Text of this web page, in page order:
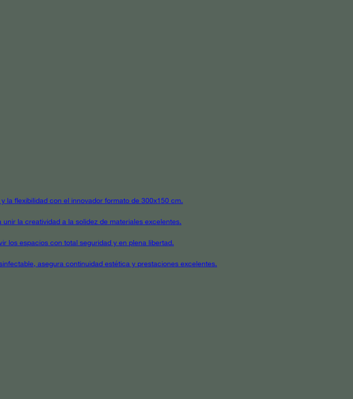
la flexibilidad con el innovador formato de 300x150 cm.
la creatividad a la solidez de materiales excelentes.
los espacios con total seguridad y en plena libertad.
asegura continuidad estética y prestaciones excelentes.